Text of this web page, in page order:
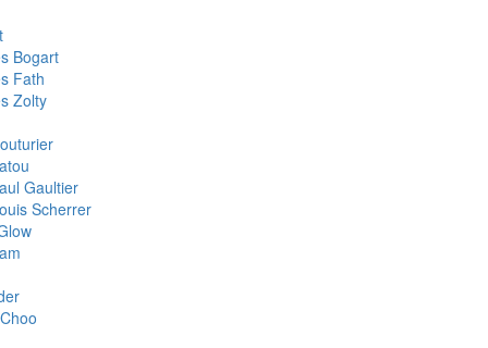
Bogart
Fath
Zolty
Gaultier
Scherrer